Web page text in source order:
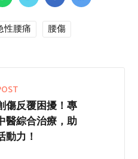
性腰痛 腰傷
傷反覆困擾！專
醫綜合治療，助
力！